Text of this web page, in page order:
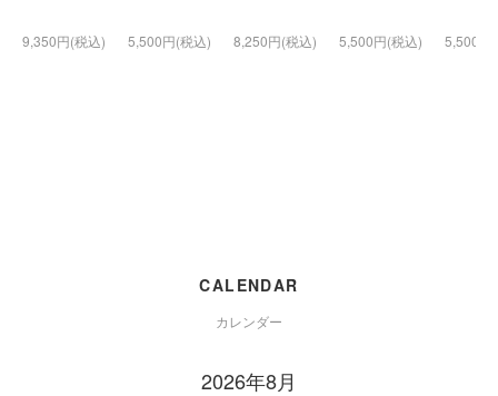
9,350円(税込) 5,500円(税込) 8,250円(税込) 5,500円(税込) 5,500円
CALENDAR
カレンダー
2026年8月